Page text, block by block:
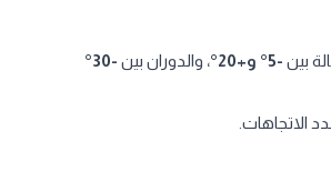
بين -5° و+20° ، والدوران بين
-30°
الاتجاهات.